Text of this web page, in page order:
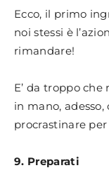
Ecco, il primo
noi stessi è
rimandare!
E’ da troppo
in mano,
procrastinare
9. Preparati